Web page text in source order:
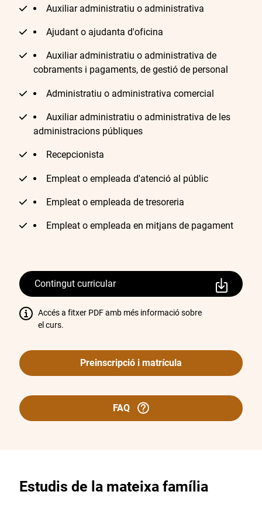
Auxiliar administratiu o administrativa
Ajudant o ajudanta d'oficina
Auxiliar administratiu o administrativa de
cobraments i pagaments, de gestió de personal
Administratiu o administrativa comercial
Auxiliar administratiu o administrativa de les
administracions públiques
Recepcionista
Empleat o empleada d'atenció al públic
Empleat o empleada de tresoreria
Empleat o empleada en mitjans de pagament
Contingut curricular
Accés a fitxer PDF amb més informació sobre
el curs.
Preinscripció i matrícula
FAQ
Estudis de la mateixa família